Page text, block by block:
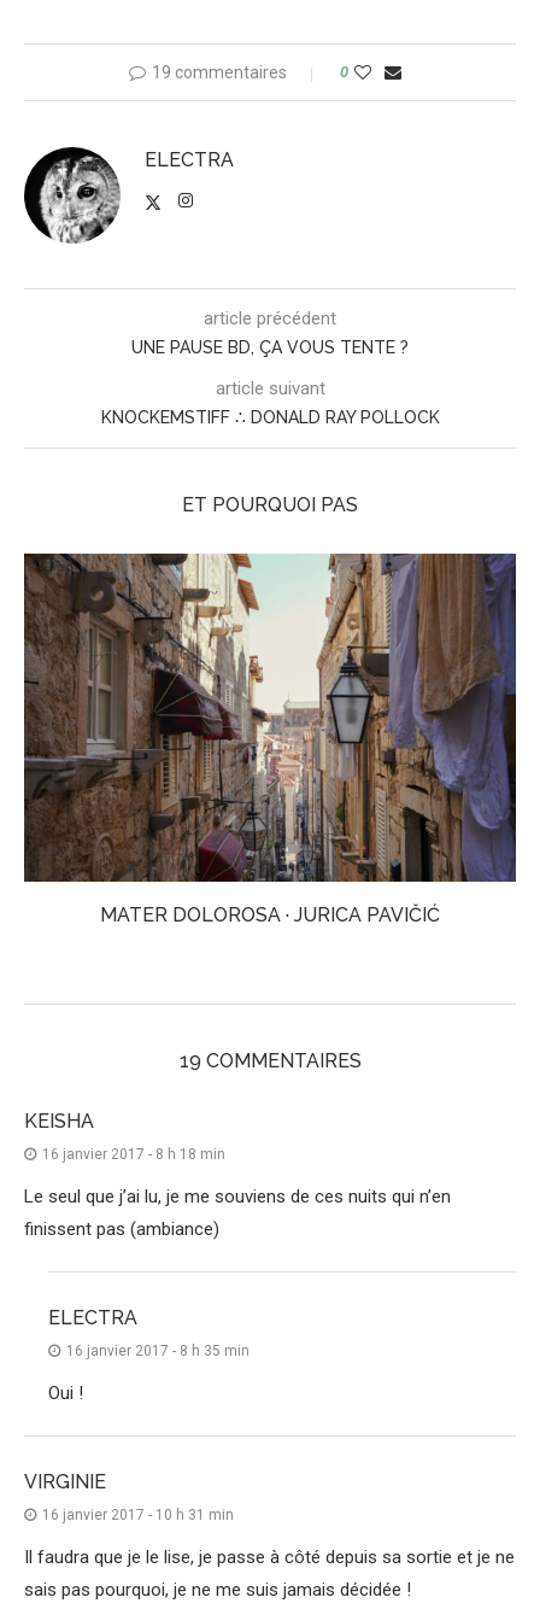
19 commentaires 0
ELECTRA
article précédent
UNE PAUSE BD, ÇA VOUS TENTE ?
article suivant
KNOCKEMSTIFF ∴ DONALD RAY POLLOCK
ET POURQUOI PAS
MATER DOLOROSA · JURICA PAVIČIĆ
19 COMMENTAIRES
KEISHA
16 janvier 2017 - 8 h 18 min
Le seul que j’ai lu, je me souviens de ces nuits qui n’en
finissent pas (ambiance)
ELECTRA
16 janvier 2017 - 8 h 35 min
Oui !
VIRGINIE
16 janvier 2017 - 10 h 31 min
Il faudra que je le lise, je passe à côté depuis sa sortie et je ne
sais pas pourquoi, je ne me suis jamais décidée !